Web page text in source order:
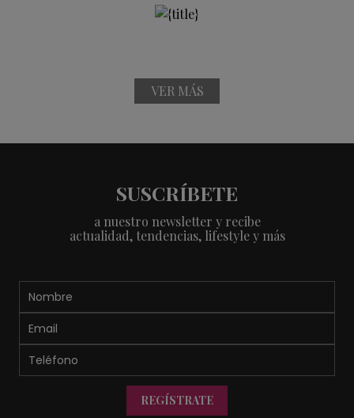
VER MÁS
SUSCRÍBETE
a nuestro newsletter y recibe
actualidad, tendencias, lifestyle y más
REGÍSTRATE